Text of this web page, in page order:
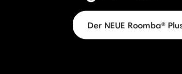
Der NEUE Roomba®